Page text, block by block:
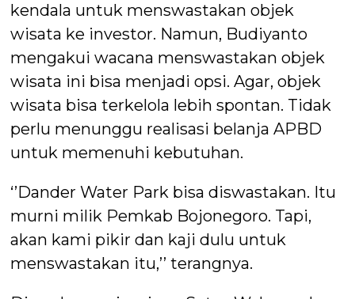
kendala untuk menswastakan objek
wisata ke investor. Namun, Budiyanto
mengakui wacana menswastakan objek
wisata ini bisa menjadi opsi. Agar, objek
wisata bisa terkelola lebih spontan. Tidak
perlu menunggu realisasi belanja APBD
untuk memenuhi kebutuhan.
‘’Dander Water Park bisa diswastakan. Itu
murni milik Pemkab Bojonegoro. Tapi,
akan kami pikir dan kaji dulu untuk
menswastakan itu,’’ terangnya.